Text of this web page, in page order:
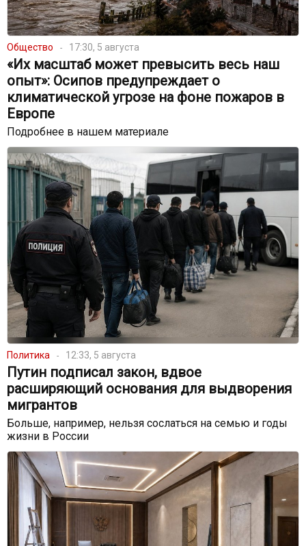
Общество 17:30, 5 августа
«Их масштаб может превысить весь наш
опыт»: Осипов предупреждает о
климатической угрозе на фоне пожаров в
Европе
Подробнее в нашем материале
Политика 12:33, 5 августа
Путин подписал закон, вдвое
расширяющий основания для выдворения
мигрантов
Больше, например, нельзя сослаться на семью и годы
жизни в России